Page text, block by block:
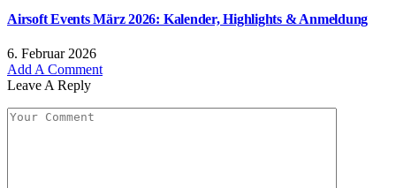
Airsoft Events März 2026: Kalender, Highlights & Anmeldung
6. Februar 2026
Add A Comment
Leave A Reply